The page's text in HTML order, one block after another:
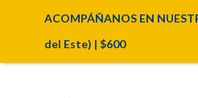
ACOMPÁÑANOS EN
del Este) | $600